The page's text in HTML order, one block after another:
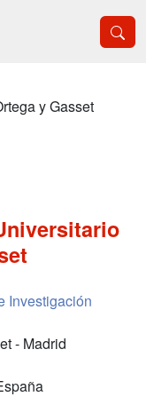
y Gasset
Investigación
- Madrid